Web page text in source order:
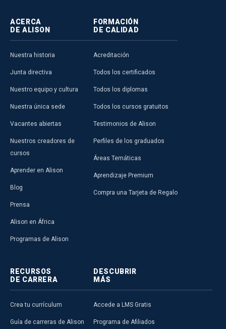
ACERCA
DE ALISON
Nuestra historia
Junta directiva
Nuestro equipo y cultura
Nuestra única sede
Vacantes abiertas
Nuestros creadores de
cursos
Aprender en Alison
Blog
Prensa
Alison en África
Programas de Alison
FORMACIÓN
DE CALIDAD
Acreditación
Todos los certificados
Todos los diplomas
Todos los cursos gratuitos
Testimonios de Alison
Perfiles de los graduados
Áreas Temáticas
Aprendizaje Premium
Compra una Tarjeta de Regalo
RECURSOS
DE CARRERA
Crea tu currículum
Guía de carreras de Alison
DESCUBRIR
MÁS
Accede a LMS Gratis
Programa de Afiliados